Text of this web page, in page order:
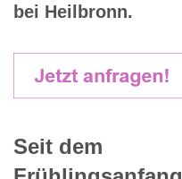
bei Heilbronn.
Seit dem